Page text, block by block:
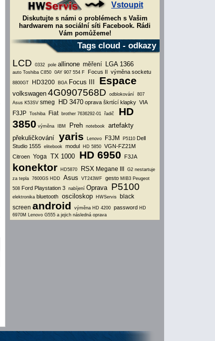
Vstoupit
Diskutujte s námi o problémech s Vašim
hardwarem na sociální síti Facebook. Rádi
Vám pomůžeme!
Tags cloud - odkazy
LCD 0332 pole allinone měření LGA 1366
auto Toshiba C850 0AY 907 554 F Focus II výměna socketu
8800GT HD3200 BGA Focus III Espace
volkswagen 4G0907568D odblokování
807
Asus K53SV smeg HD 3470 oprava škrtící klapky VIA
F3JP Toshiba Fiat brother 7636292-01 řadič
HD
3850 výměna IBM Preh notebook
artefakty
překuličkování yaris Lenovo F3JM P5110 Dell
Studio 1555 elitebook modul HD 5850 VGN-FZ21M
Citroen Yoga TX 1000 HD 6950 F3JA
konektor HD5870 RSX Megane III G2 nestartuje
za tepla 7600GS HDD Asus VT243WF gesto MIB3 Peugeot
508 Ford Playstation 3 nabíjení Oprava P5100
elektronika bluetooth osciloskop HWServis
black
screen android výměna HD 4200 password HD
6970M Lenovo G555 a jejich následná oprava